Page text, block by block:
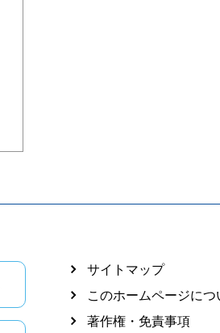
サイトマップ
このホームページにつ
著作権・免責事項